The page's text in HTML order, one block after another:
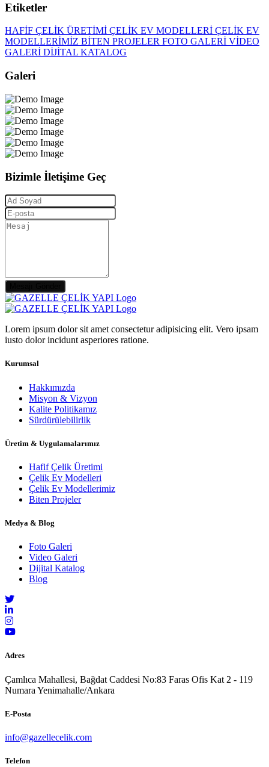
Etiketler
HAFİF ÇELİK ÜRETİMİ ÇELİK EV MODELLERİ ÇELİK EV
MODELLERİMİZ BİTEN PROJELER FOTO GALERİ VİDEO
GALERİ DİJİTAL KATALOG
Galeri
Bizimle İletişime Geç
Lorem ipsum dolor sit amet consectetur adipisicing elit. Vero ipsam
iusto dolor incidunt asperiores ratione.
Kurumsal
Hakkımızda
Misyon & Vizyon
Kalite Politikamız
Sürdürülebilirlik
Üretim & Uygulamalarımız
Hafif Çelik Üretimi
Çelik Ev Modelleri
Çelik Ev Modellerimiz
Biten Projeler
Medya & Blog
Foto Galeri
Video Galeri
Dijital Katalog
Blog
Adres
Çamlıca Mahallesi, Bağdat Caddesi No:83 Faras Ofis Kat 2 - 119
Numara Yenimahalle/Ankara
E-Posta
info@gazellecelik.com
Telefon